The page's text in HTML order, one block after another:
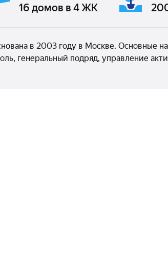
16 домов в 4 ЖК
в 2003 году в Москве. Основные
генеральный подряд, управление